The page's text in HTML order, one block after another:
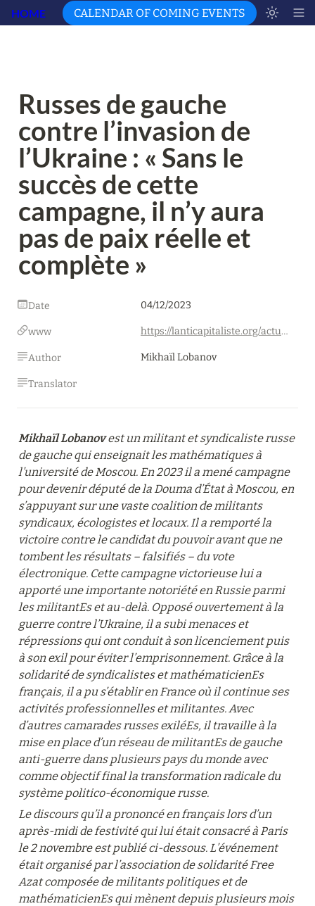
HOME CALENDAR OF COMING EVENTS
Russes de gauche
contre l’invasion de
l’Ukraine : « Sans le
succès de cette
campagne, il n’y aura
pas de paix réelle et
complète »
Date 04/12/2023
www https://lanticapitaliste.org/actualite/international/russes-de-gauche-contre-linvasion-de-lukraine-sans-le-succes-de-cette
Author Mikhaïl Lobanov
Translator
Mikhaïl Lobanov est un militant et syndicaliste russe
de gauche qui enseignait les mathématiques à
l’université de Moscou. En 2023 il a mené campagne
pour devenir député de la Douma d’État à Moscou, en
s’appuyant sur une vaste coalition de militants
syndicaux, écologistes et locaux. Il a remporté la
victoire contre le candidat du pouvoir avant que ne
tombent les résultats – falsifiés – du vote
électronique. Cette campagne victorieuse lui a
apporté une importante notoriété en Russie parmi
les militantEs et au-delà. Opposé ouvertement à la
guerre contre l’Ukraine, il a subi menaces et
répressions qui ont conduit à son licenciement puis
à son exil pour éviter l’emprisonnement. Grâce à la
solidarité de syndicalistes et mathématicienEs
français, il a pu s’établir en France où il continue ses
activités professionnelles et militantes. Avec
d’autres camarades russes exiléEs, il travaille à la
mise en place d’un réseau de militantEs de gauche
anti-guerre dans plusieurs pays du monde avec
comme objectif final la transformation radicale du
système politico-économique russe.
Le discours qu’il a prononcé en français lors d’un
après-midi de festivité qui lui était consacré à Paris
le 2 novembre est publié ci-dessous. L’événement
était organisé par l’association de solidarité Free
Azat composée de militants politiques et de
mathématicienEs qui mènent depuis plusieurs mois